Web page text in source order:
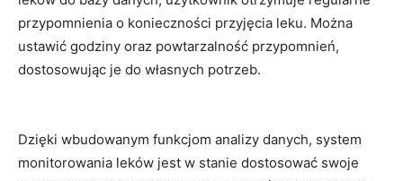
przypomnienia o konieczności przyjęcia leku.⁣ Można
ustawić godziny oraz powtarzalność przypomnień,
⁤dostosowując ‍je​ do własnych potrzeb.
Dzięki wbudowanym ‍funkcjom analizy danych, system
monitorowania ‍leków jest w stanie⁣ dostosować swoje